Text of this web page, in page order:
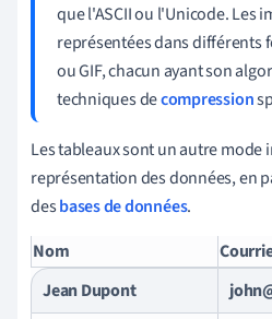
que l'ASCII ou l'Unicode. Les
représentées dans différents
ou GIF, chacun ayant son
techniques decompression
Les tableaux sont un autre mode
représentation des données, en
desbases de données.
Nom
Jean Dupont